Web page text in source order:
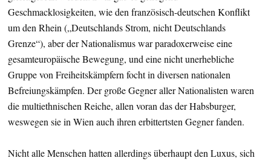
Geschmacklosigkeiten, wie den französisch-deutschen Konflikt
um den Rhein („Deutschlands Strom, nicht Deutschlands
Grenze“), aber der Nationalismus war paradoxerweise eine
gesamteuropäische Bewegung, und eine nicht unerhebliche
Gruppe von Freiheitskämpfern focht in diversen nationalen
Befreiungskämpfen. Der große Gegner aller Nationalisten waren
die multiethnischen Reiche, allen voran das der Habsburger,
weswegen sie in Wien auch ihren erbittertsten Gegner fanden.
Nicht alle Menschen hatten allerdings überhaupt den Luxus, sich